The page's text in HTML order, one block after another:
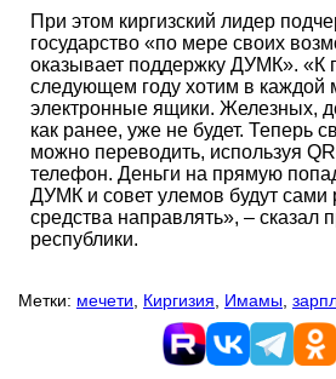
При этом киргизский лидер
государство «по мере своих
оказывает поддержку ДУМК». «К
следующем году хотим в каждой
электронные ящики. Железных,
как ранее, уже не будет. Теперь
можно переводить, используя
телефон. Деньги на прямую
ДУМК и совет улемов будут сами
средства направлять», – сказал
республики.
Метки: мечети Киргизия Имамы